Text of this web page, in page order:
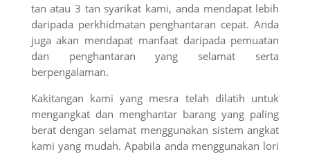
tan atau 3 tan syarikat kami, anda mendapat lebih
daripada perkhidmatan penghantaran cepat. Anda
juga akan mendapat manfaat daripada pemuatan
dan penghantaran yang selamat serta
berpengalaman.
Kakitangan kami yang mesra telah dilatih untuk
mengangkat dan menghantar barang yang paling
berat dengan selamat menggunakan sistem angkat
kami yang mudah. Apabila anda menggunakan lori